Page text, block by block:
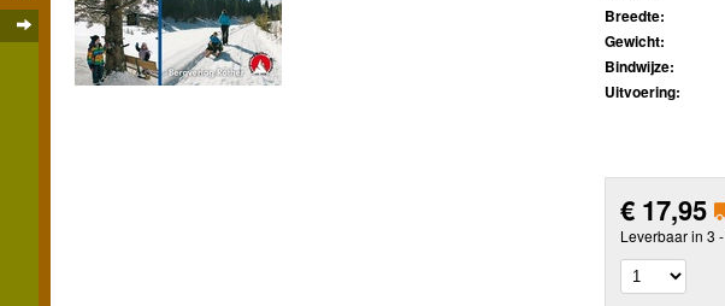
Breedte:
Gewicht:
Bindwijze:
Uitvoering:
€ 17,95
Leverbaar in 3